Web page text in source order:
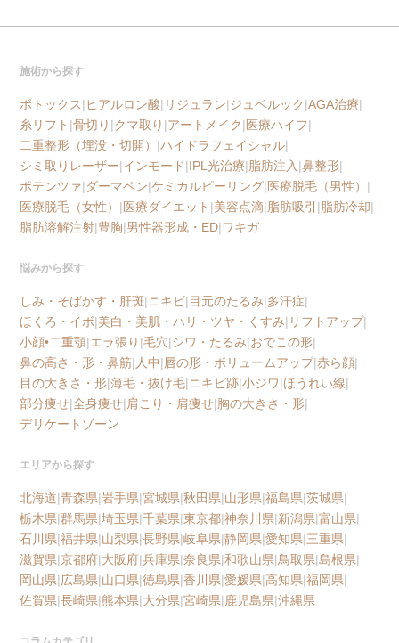
施術から探す
ボトックス|ヒアルロン酸| リジュラン|ジュベルック|AGA治療|
糸リフト |骨切り |クマ取り |アートメイク|医療ハイフ|
二重整形（埋没・切開） |ハイドラフェイシャル|
シミ取りレーザー|インモード|IPL光治療|脂肪注入 |鼻整形|
ポテンツァ|ダーマペン|ケミカルピーリング|医療脱毛（男性） |
医療脱毛（女性） |医療ダイエット |美容点滴|脂肪吸引 |脂肪冷却|
脂肪溶解注射|豊胸|男性器形成・ED|ワキガ
悩みから探す
しみ・そばかす・肝斑| ニキビ|目元のたるみ|多汗症|
ほくろ・イボ|美白・美肌・ハリ・ツヤ・くすみ| リフトアップ|
小顔•二重顎|エラ張り |毛穴|シワ・たるみ|おでこの形|
鼻の高さ・形・鼻筋| 人中|唇の形・ボリュームアップ|赤ら顔|
目の大きさ・形|薄毛・抜け毛| ニキビ跡|小ジワ|ほうれい線|
部分痩せ|全身痩せ|肩こり・肩痩せ|胸の大きさ・形|
デリケートゾーン
エリアから探す
北海道|青森県|岩手県|宮城県|秋田県|山形県|福島県|茨城県|
栃木県|群馬県|埼玉県|千葉県|東京都|神奈川県|新潟県|富山県|
石川県|福井県|山梨県|長野県|岐阜県|静岡県|愛知県|三重県|
滋賀県|京都府|大阪府|兵庫県|奈良県|和歌山県|鳥取県|島根県|
岡山県|広島県|山口県|徳島県|香川県|愛媛県|高知県|福岡県|
佐賀県|長崎県|熊本県|大分県|宮崎県|鹿児島県|沖縄県